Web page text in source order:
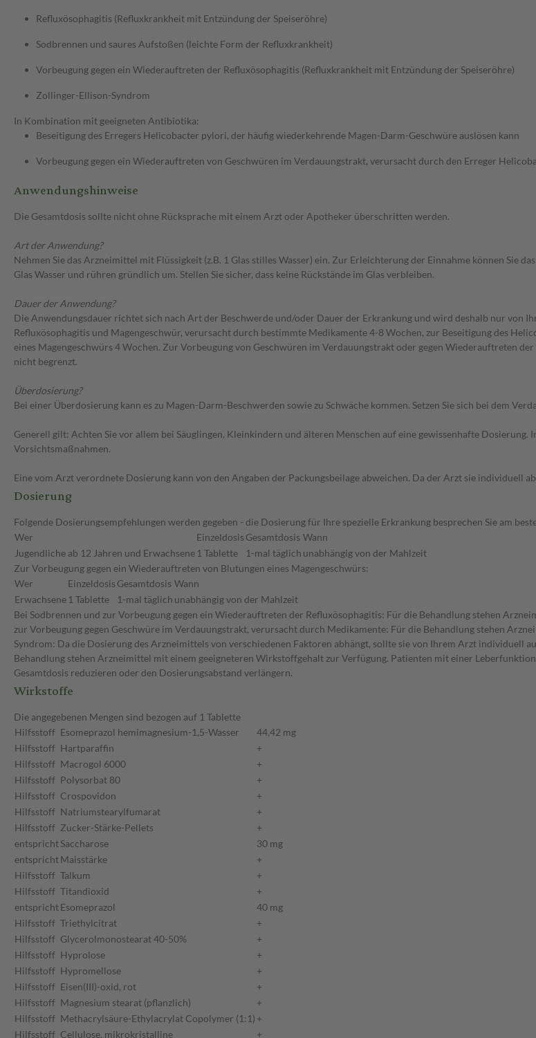
Refluxösophagitis (Refluxkrankheit mit Entzündung der Speiseröhre)
Sodbrennen und saures Aufstoßen (leichte Form der Refluxkrankheit)
Vorbeugung gegen ein Wiederauftreten der Refluxösophagitis (Refluxkrankheit mit Entzündung der Speiseröhre)
Zollinger-Ellison-Syndrom
In Kombination mit geeigneten Antibiotika:
Beseitigung des Erregers Helicobacter pylori, der häufig wiederkehrende Magen-Darm-Geschwüre auslösen kann
Vorbeugung gegen ein Wiederauftreten von Geschwüren im Verdauungstrakt, verursacht durch den Erreger
Anwendungshinweise
Die Gesamtdosis sollte nicht ohne Rücksprache mit einem Arzt oder Apotheker überschritten werden.
Art der Anwendung?
Nehmen Sie das Arzneimittel mit Flüssigkeit (z.B. 1 Glas stilles Wasser) ein. Zur Erleichterung der Einnahme können Sie
Glas Wasser und rühren gründlich um. Stellen Sie sicher, dass keine Rückstände im Glas verbleiben.
Dauer der Anwendung?
Die Anwendungsdauer richtet sich nach Art der Beschwerde und/oder Dauer der Erkrankung und wird deshalb nur von
Refluxösophagitis und Magengeschwür, verursacht durch bestimmte Medikamente 4-8 Wochen, zur Beseitigung des
eines Magengeschwürs 4 Wochen. Zur Vorbeugung von Geschwüren im Verdauungstrakt oder gegen Wiederauftreten
nicht begrenzt.
Überdosierung?
Bei einer Überdosierung kann es zu Magen-Darm-Beschwerden sowie zu Schwäche kommen. Setzen Sie sich bei dem
Generell gilt: Achten Sie vor allem bei Säuglingen, Kleinkindern und älteren Menschen auf eine gewissenhafte
Vorsichtsmaßnahmen.
Eine vom Arzt verordnete Dosierung kann von den Angaben der Packungsbeilage abweichen. Da der Arzt sie individuell
Dosierung
Folgende Dosierungsempfehlungen werden gegeben - die Dosierung für Ihre spezielle Erkrankung besprechen Sie am
Wer
Einzeldosis Gesamtdosis Wann
Jugendliche ab 12 Jahren und Erwachsene 1 Tablette 1-mal täglich unabhängig von der Mahlzeit
Zur Vorbeugung gegen ein Wiederauftreten von Blutungen eines Magengeschwürs:
Wer
Einzeldosis Gesamtdosis Wann
Erwachsene 1 Tablette 1-mal täglich unabhängig von der Mahlzeit
Bei Sodbrennen und zur Vorbeugung gegen ein Wiederauftreten der Refluxösophagitis: Für die Behandlung stehen
zur Vorbeugung gegen Geschwüre im Verdauungstrakt, verursacht durch Medikamente: Für die Behandlung stehen
Syndrom: Da die Dosierung des Arzneimittels von verschiedenen Faktoren abhängt, sollte sie von Ihrem Arzt individuell
Behandlung stehen Arzneimittel mit einem geeigneteren Wirkstoffgehalt zur Verfügung. Patienten mit einer
Gesamtdosis reduzieren oder den Dosierungsabstand verlängern.
Wirkstoffe
Die angegebenen Mengen sind bezogen auf 1 Tablette
Hilfsstoff Esomeprazol hemimagnesium-1,5-Wasser
44,42 mg
Hilfsstoff Hartparaffin
+
Hilfsstoff Macrogol 6000
+
Hilfsstoff Polysorbat 80
+
Hilfsstoff Crospovidon
+
Hilfsstoff Natriumstearylfumarat
+
Hilfsstoff Zucker-Stärke-Pellets
+
entsprichtSaccharose
30 mg
entsprichtMaisstärke
+
Hilfsstoff Talkum
+
Hilfsstoff Titandioxid
+
entsprichtEsomeprazol
40 mg
Hilfsstoff Triethylcitrat
+
Hilfsstoff Glycerolmonostearat 40-50%
+
Hilfsstoff Hyprolose
+
Hilfsstoff Hypromellose
+
Hilfsstoff Eisen(III)-oxid, rot
+
Hilfsstoff Magnesium stearat (pflanzlich)
+
Hilfsstoff Methacrylsäure-Ethylacrylat Copolymer (1:1) +
Hilfsstoff Cellulose, mikrokristalline +